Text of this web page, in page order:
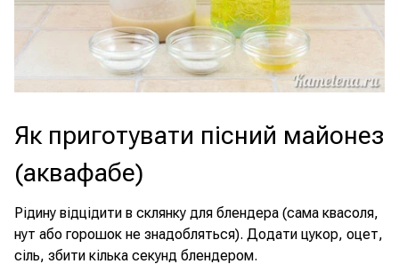
Як приготувати пісний майонез
(аквафабе)
Рідину відцідити в склянку для блендера (сама квасоля,
нут або горошок не знадобляться). Додати цукор, оцет,
сіль, збити кілька секунд блендером.